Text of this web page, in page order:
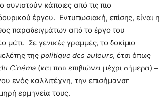
συνιστούν κάποιες από τις πιο
έργου. Εντυπωσιακή, επίσης, είναι η
παραδειγμάτων από το έργο του
Σε γενικές γραμμές, το δοκίμιο
της politique des auteurs, έτσι όπως
Cinéma (και που επιβιώνει μέχρι σήμερα) –
ενός καλλιτέχνη, την επισήμανση
ερμηνεία τους.